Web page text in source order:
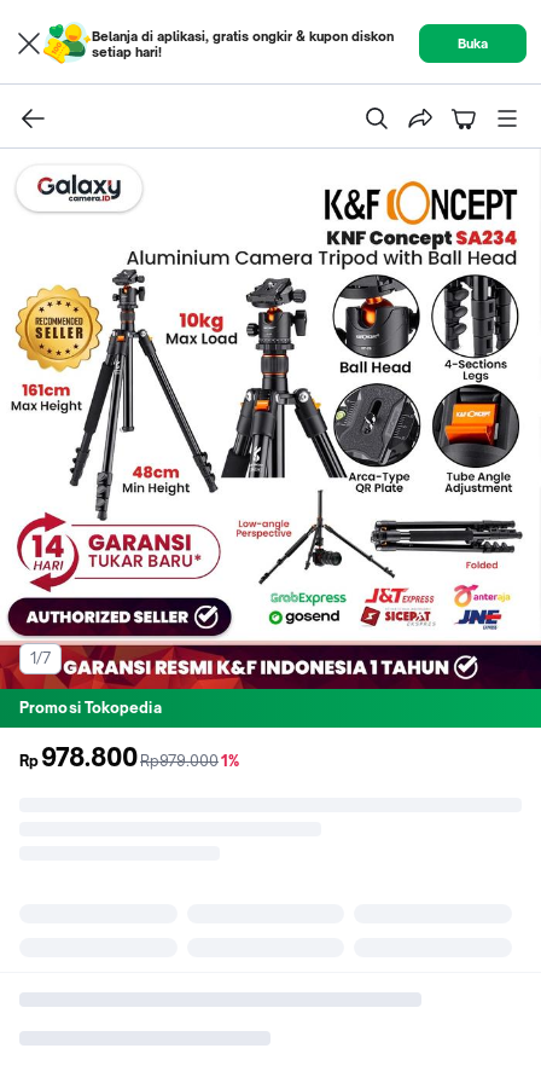
Belanja di aplikasi, gratis ongkir & kupon diskon
setiap hari!
Buka
1/7
Promosi Tokopedia
Rp 978.800sebelum
Rp979.000diskon
1%